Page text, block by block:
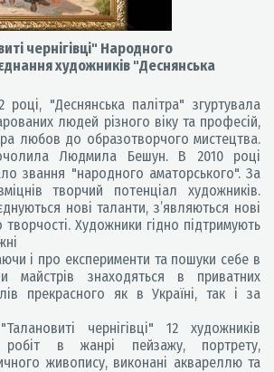
чернігівці" Народного
художників "Деснянська
"Деснянська палітра" згуртувала
людей різного віку та професій,
любов до образотворчого мистецтва.
Людмила Бешун. В 2010 році
звання "народного аматорського". За
творчий потенціал художників.
нові таланти, з’являються нові
Художники гідно підтримують
і про експерименти та пошуки себе в
майстрів знаходяться в приватних
прекрасного як в Україні, так і за
чернігівці" 12 художників
робіт в жанрі пейзажу, портрету,
живопису, виконані аквареллю та